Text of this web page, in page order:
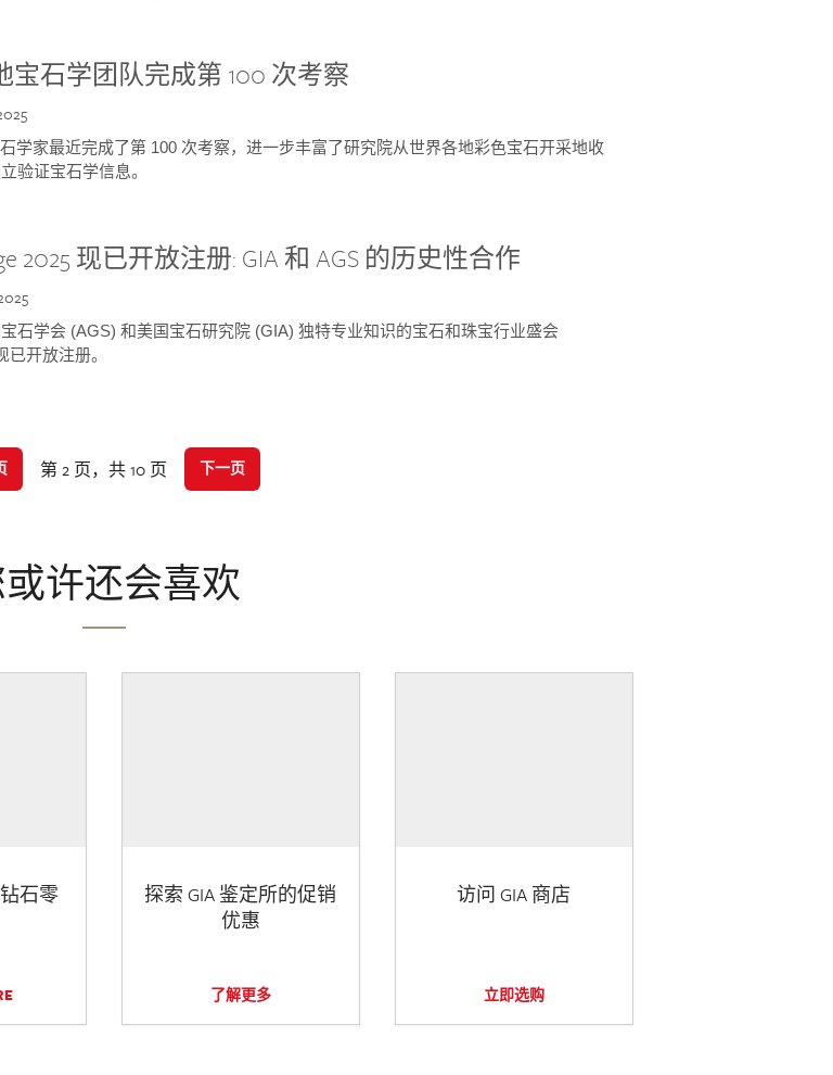
宝石学团队完成第 100 次考察
学家最近完成了第 100 次考察，进一步丰富了研究院从世界各地彩色宝石开采地收
验证宝石学信息。
2025 现已开放注册: GIA 和 AGS 的历史性合作
石学会 (AGS) 和美国宝石研究院 (GIA) 独特专业知识的宝石和珠宝行业盛会
已开放注册。
第 2 页，共 10 页 下一页
许还会喜欢
石零
探索 GIA 鉴定所的促销
优惠
了解更多
访问 GIA 商店
立即选购